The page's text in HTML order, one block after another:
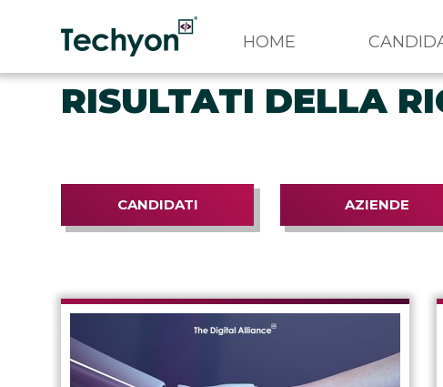
HOME
RISULTATI DELLA
CANDIDATI AZIENDE